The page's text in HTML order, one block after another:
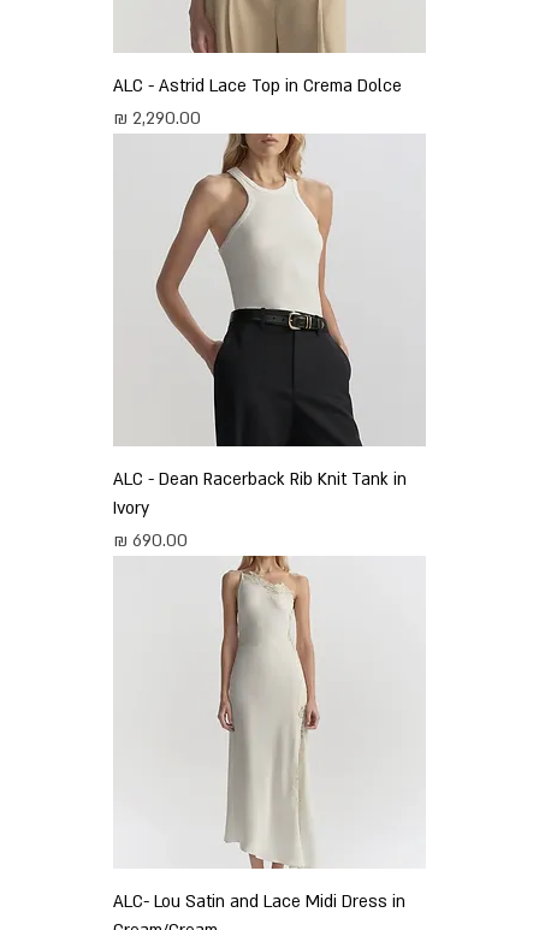
ALC - Astrid Lace Top in Crema Dolce
מחיר
ALC - Dean Racerback Rib Knit Tank in
Ivory
מחיר
ALC- Lou Satin and Lace Midi Dress in